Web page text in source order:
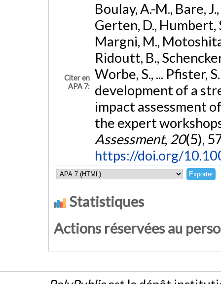
Citer en
APA 7:
Boulay, A.-M., Bare,
Gerten, D., Humbert,
Margni, M.,
Ridoutt, B.,
Worbe, S., ... Pfister,
development of a
impact assessment
the expert
Assessment, 20(5),
https://doi.org/
Statistiques
Actions réservées au